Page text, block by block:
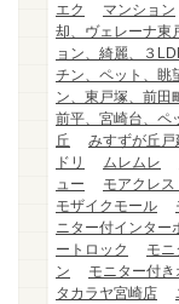
エク
マンション
却、ヴェレーナ東
ョン、綺麗、３
チン、ペット、眺
ン、東戸塚、前田
前平、宮崎台、ペ
丘
みすずが丘戸
ドリ
ムレムレ
ュー
モアクレ
モザイクモール
ニター付インター
ートロック
モ
ン
モニター付
タカラヤ宮崎店